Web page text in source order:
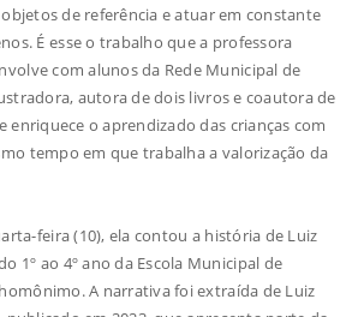
de referência e atuar em constante
É esse o trabalho que a professora
com alunos da Rede Municipal de
autora de dois livros e coautora de
enriquece o aprendizado das crianças com
tempo em que trabalha a valorização da
feira (10), ela contou a história de Luiz
1º ao 4º ano da Escola Municipal de
A narrativa foi extraída de Luiz